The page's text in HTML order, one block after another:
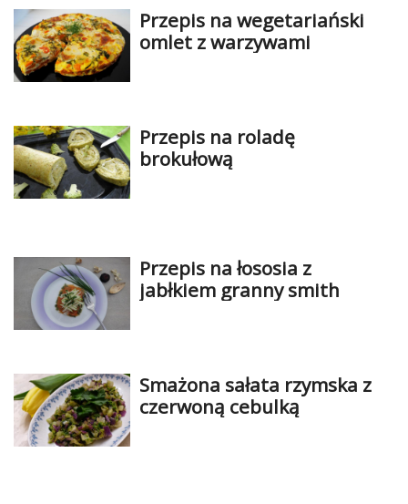
Przepis na wegetariański
omlet z warzywami
Przepis na roladę
brokułową
Przepis na łososia z
jabłkiem granny smith
Smażona sałata rzymska z
czerwoną cebulką